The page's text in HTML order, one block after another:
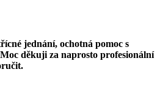
jednání, ochotná pomoc s
děkuji za naprosto profesionální